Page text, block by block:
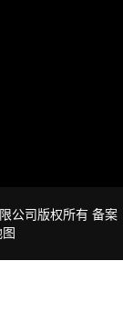
公司版权所有 备案